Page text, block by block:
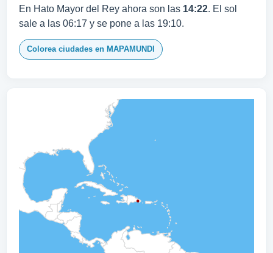
En Hato Mayor del Rey ahora son las 14:22. El sol
sale a las 06:17 y se pone a las 19:10.
Colorea ciudades en MAPAMUNDI